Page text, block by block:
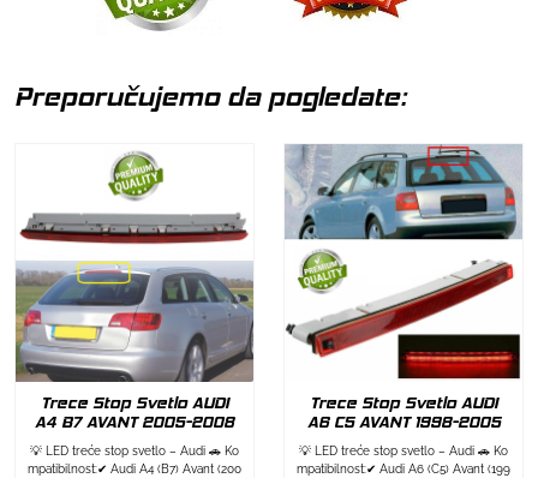
Preporučujemo da pogledate:
Trece Stop Svetlo AUDI
A4 B7 AVANT 2005-2008
💡 LED treće stop svetlo – Audi 🚗 Ko
mpatibilnost:✔ Audi A4 (B7) Avant (200
Trece Stop Svetlo AUDI
A6 C5 AVANT 1998-2005
💡 LED treće stop svetlo – Audi 🚗 Ko
mpatibilnost:✔ Audi A6 (C5) Avant (199